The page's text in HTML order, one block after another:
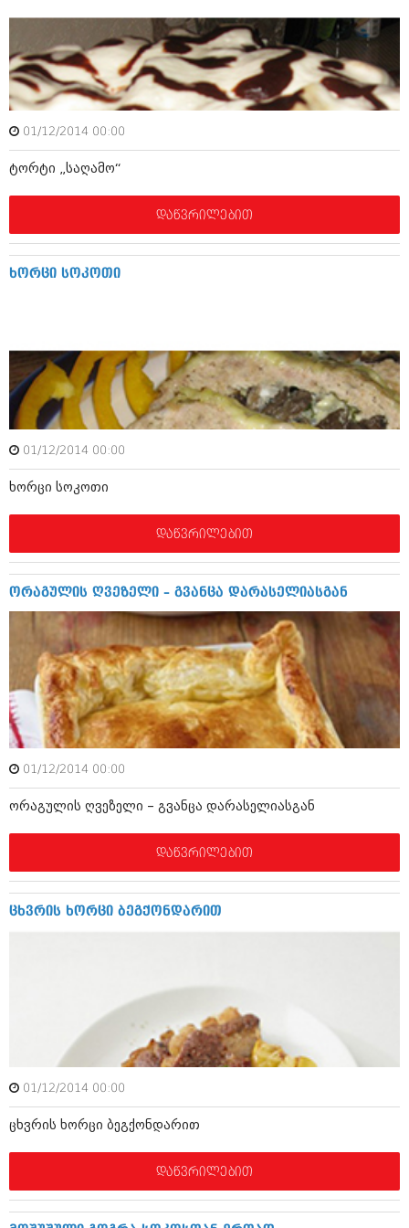
ნოემბერი 2017 (212)
ოქტომბერი 2017 (231)
სექტემბერი 2017 (261)
აგვისტო 2017 (212)
ივლისი 2017 (233)
ივნისი 2017 (265)
მაისი 2017 (216)
მარტი 2017 (212)
დეკემბერი 2016 (207)
ნოემბერი 2016 (207)
ოქტომბერი 2016 (257)
სექტემბერი 2016 (224)
მაისი 2016 (261)
აპრილი 2016 (215)
მარტი 2016 (200)
თებერვალი 2016 (250)
იანვარი 2016 (206)
ნოემბერი 2015 (264)
სექტემბერი 2015 (215)
აგვისტო 2015 (286)
ივლისი 2015 (173)
მაისი 2015 (194)
აპრილი 2015 (208)
თებერვალი 2015 (286)
იანვარი 2015 (247)
დეკემბერი 2014 (342)
ნოემბერი 2014 (290)
ოქტომბერი 2014 (292)
სექტემბერი 2014 (394)
აგვისტო 2014 (248)
ივლისი 2014 (313)
ივნისი 2014 (366)
მაისი 2014 (313)
აპრილი 2014 (290)
იანვარი 2014 (297)
ნოემბერი 2013 (279)
ოქტომბერი 2013 (256)
ივნისი 2013 (212)
მაისი 2013 (259)
აპრილი 2013 (304)
მარტი 2013 (352)
თებერვალი 2013 (204)
ოქტომბერი 2012 (350)
სექტემბერი 2012 (264)
აგვისტო 2012 (268)
ივლისი 2012 (322)
მაისი 2012 (240)
01/12/2014 00:00
ტო­რ­ტი „სა­ღ­ა­მ­ო­“
დაწვრილებით
ხო­რ­ცი სო­კ­ო­თი
01/12/2014 00:00
ხო­რ­ცი სო­კ­ო­თი
დაწვრილებით
ორ­ა­გ­უ­ლ­ის ღვე­ზ­ე­ლი – გვა­ნ­ცა და­რ­ა­ს­ე­ლ­ი­ა­ს­გ­ან
01/12/2014 00:00
ორ­ა­გ­უ­ლ­ის ღვე­ზ­ე­ლი – გვა­ნ­ცა და­რ­ა­ს­ე­ლ­ი­ა­ს­გ­ან
დაწვრილებით
ცხვრის ხო­რ­ცი ბეგ­ქ­ო­ნ­დ­ა­რ­ით
01/12/2014 00:00
ცხვრის ხო­რ­ცი ბეგ­ქ­ო­ნ­დ­ა­რ­ით
დაწვრილებით